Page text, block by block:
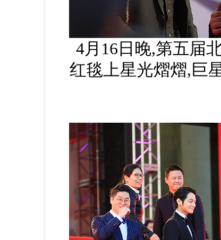
4月16日晚,第五届
红毯上星光熠熠,巨